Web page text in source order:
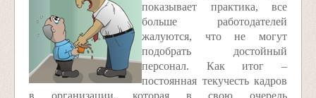
показывает практика, все
больше работодателей
жалуются, что не могут
подобрать достойный
персонал. Как итог –
постоянная текучесть кадров
в организации, которая в свою очередь